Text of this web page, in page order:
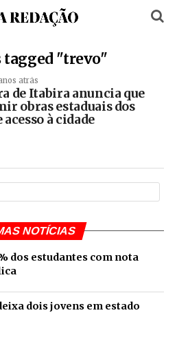
tagged "trevo"
atrás
de Itabira anuncia que
obras estaduais dos
acesso à cidade
NOTÍCIAS
dos estudantes com nota
dois jovens em estado